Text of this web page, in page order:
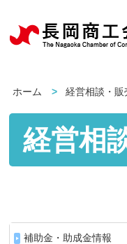
ホーム 経営相談・
経営相
補助金・助成金情報